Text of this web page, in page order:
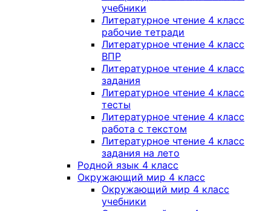
учебники
Литературное чтение 4 класс
рабочие тетради
Литературное чтение 4 класс
ВПР
Литературное чтение 4 класс
задания
Литературное чтение 4 класс
тесты
Литературное чтение 4 класс
работа с текстом
Литературное чтение 4 класс
задания на лето
Родной язык 4 класс
Окружающий мир 4 класс
Окружающий мир 4 класс
учебники